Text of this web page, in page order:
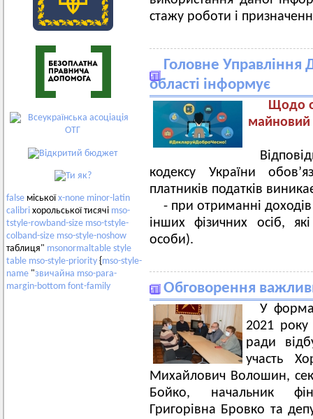
false міськоїx-none minor-latin
calibri хорольської тисячі mso-
tstyle-rowband-size mso-tstyle-
colband-size mso-style-noshow
таблиця" msonormaltable style
table mso-style-priority {mso-style-
name "звичайна mso-para-
margin-bottom font-family
стажу роботи і
Головне Управління
області інформує
Щодо
майновий
кодексу України
платників податків
- при отриманні доходів
інших фізичних осіб,
особи).
Обговорення
У
2021 року
ради
участь
Михайлович Волошин,
Бойко, начальник
Григорівна Бровко та